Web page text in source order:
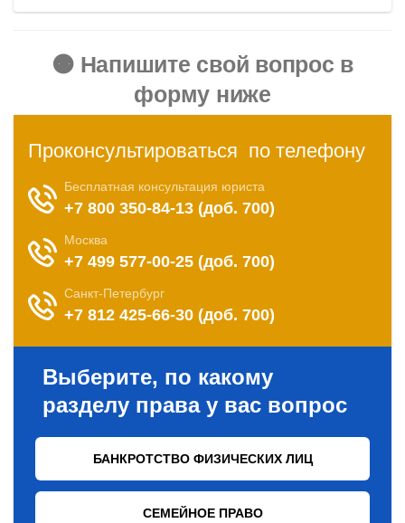
🟠 Напишите свой вопрос в
форму ниже